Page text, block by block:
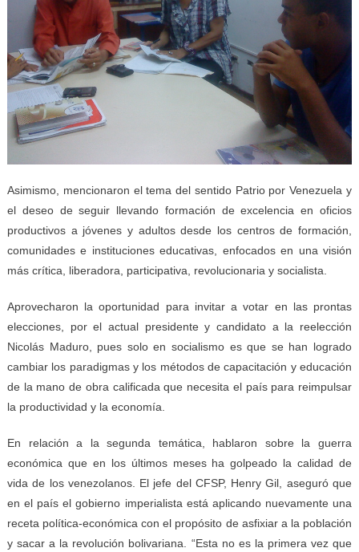
Asimismo, mencionaron el tema del sentido Patrio por Venezuela y
el deseo de seguir llevando formación de excelencia en oficios
productivos a jóvenes y adultos desde los centros de formación,
comunidades e instituciones educativas, enfocados en una visión
más crítica, liberadora, participativa, revolucionaria y socialista.
Aprovecharon la oportunidad para invitar a votar en las prontas
elecciones, por el actual presidente y candidato a la reelección
Nicolás Maduro, pues solo en socialismo es que se han logrado
cambiar los paradigmas y los métodos de capacitación y educación
de la mano de obra calificada que necesita el país para reimpulsar
la productividad y la economía.
En relación a la segunda temática, hablaron sobre la guerra
económica que en los últimos meses ha golpeado la calidad de
vida de los venezolanos. El jefe del CFSP, Henry Gil, aseguró que
en el país el gobierno imperialista está aplicando nuevamente una
receta política-económica con el propósito de asfixiar a la población
y sacar a la revolución bolivariana. “Esta no es la primera vez que